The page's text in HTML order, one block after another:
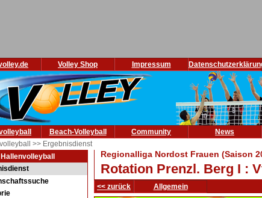
Volley Shop Impressum
Beach-Volleyball Community News
>> Ergebnisdienst
Hallenvolleyball
Regionalliga Nordost Frauen (Saison
Rotation Prenzl. Berg I :
<< zurück Allgemein